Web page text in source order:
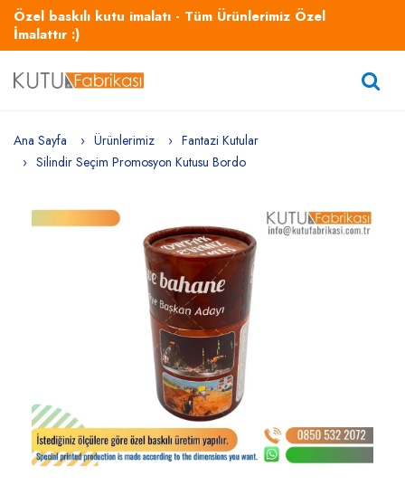
Özel baskılı kutu imalatı - Tüm Ürünlerimiz Özel
İmalattır :)
Ana Sayfa Ürünlerimiz
Fantazi Kutular
Silindir Seçim Promosyon Kutusu Bordo